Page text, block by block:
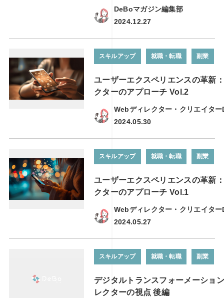
DeBoマガジン編集部
2024.12.27
スキルアップ 就職・転職 副業
ユーザーエクスペリエンスの革新
クターのアプローチ Vol.2
Webディレクター・クリエイタ
2024.05.30
スキルアップ 就職・転職 副業
ユーザーエクスペリエンスの革新
クターのアプローチ Vol.1
Webディレクター・クリエイタ
2024.05.27
スキルアップ 就職・転職 副業
デジタルトランスフォーメーショ
レクターの視点 後編